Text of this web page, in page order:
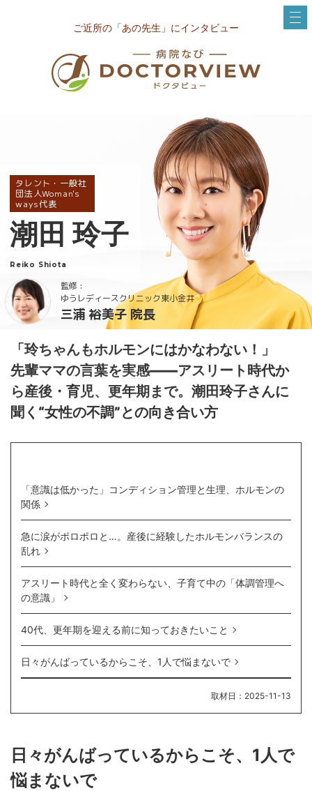
ご近所の「あの先生」にインタビュー
タレント・一般社
団法人Woman's
ways代表
潮田 玲子
Reiko Shiota
監修 :
ゆうレディースクリニック東小金井
三浦 裕美子 院長
「玲ちゃんもホルモンにはかなわない！」
先輩ママの言葉を実感——アスリート時代か
ら産後・育児、更年期まで。潮田玲子さんに
聞く“女性の不調”との向き合い方
「意識は低かった」コンディション管理と生理、ホルモンの
関係
急に涙がポロポロと…。産後に経験したホルモンバランスの
乱れ
アスリート時代と全く変わらない、子育て中の「体調管理へ
の意識」
40代、更年期を迎える前に知っておきたいこと
日々がんばっているからこそ、1人で悩まないで
取材日：2025-11-13
記事本文
日々がんばっているからこそ、1人で
悩まないで